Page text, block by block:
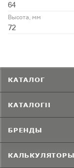
64
Высота, мм
72
КАТАЛОГ
КАТАЛОГИ
БРЕНДЫ
КАЛЬКУЛЯТОРЫ